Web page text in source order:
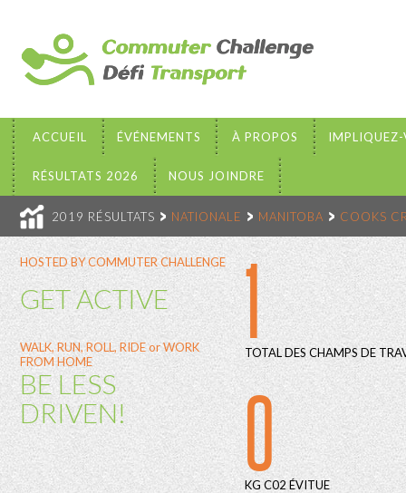
ACCUEIL ÉVÉNEMENTS À PROPOS IMPLIQUEZ-
RÉSULTATS 2026 NOUS JOINDRE
2019 RÉSULTATS NATIONALE MANITOBA COOKS
HOSTED BY COMMUTER CHALLENGE
GET ACTIVE
WALK, RUN, ROLL, RIDE or WORK
FROM HOME
BE LESS
DRIVEN!
1
TOTAL DES CHAMPS DE
0
KG C02 ÉVITUE